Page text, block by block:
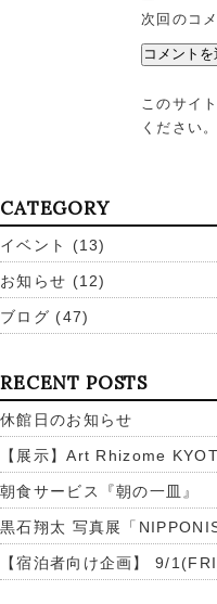
次回のコ
このサイ
ください 。
CATEGORY
イベント (13)
お知らせ (12)
ブログ (47)
RECENT POSTS
休館日のお知らせ
【展示】Art Rhizome
朝食サービス『朝の一皿』
黒石翔太 写真展「
【宿泊者向け企画】 9/